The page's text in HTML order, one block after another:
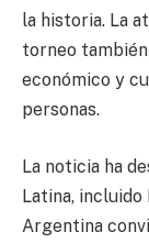
la historia. La
torneo
económico y
personas.
La noticia ha
Latina,
Argentina